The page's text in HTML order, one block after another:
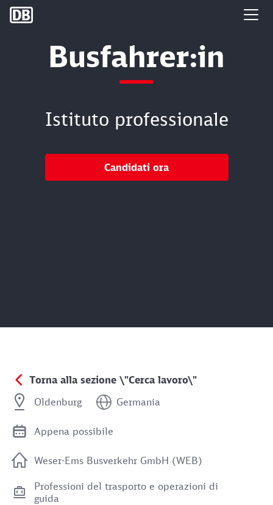
DB Group
Busfahrer:in
Istituto professionale
Candidati ora
Torna alla sezione \"Cerca lavoro\"
Oldenburg
Germania
Appena possibile
Weser-Ems Busverkehr GmbH (WEB)
Professioni del trasporto e operazioni di
guida